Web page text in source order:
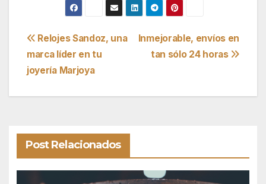
Navegación
de
entradas
Inmejorable, envíos en
tan sólo 24 horas
Relojes Sandoz, una
marca líder en tu
joyería Marjoya
Post Relacionados